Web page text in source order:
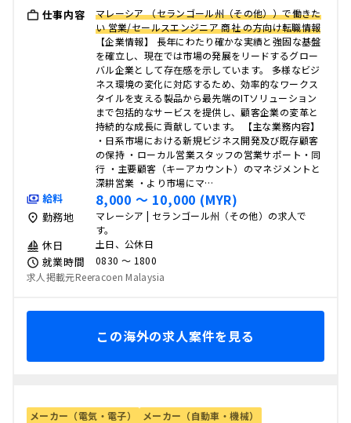
仕事内容
マレーシア （セランゴール州（その他））で働きた
い 営業/セールスエンジニア 商社 の方向け転職情報
【企業情報】 長年にわたり確かな実績と強固な基盤
を確立し、現在では市場の発展をリードするグロー
バル企業として存在感を示しています。 多様なビジ
ネス環境の変化に対応するため、効率的なワークス
タイルを支える製品から最先端のITソリューション
まで包括的なサービスを提供し、顧客企業の変革と
持続的な成長に貢献しています。 【主な業務内容】
・日系市場における新規ビジネス開発及び既存顧客
の保持 ・ローカル営業スタッフの営業サポート・同
行 ・主要顧客（キーアカウント）のマネジメントと
深耕営業 ・より市場にマ…
給料 8,000 〜 10,000 (MYR)
勤務地
マレーシア | セランゴール州（その他）の求人で
す。
休日 土日、公休日
就業時間
0830 〜 1800
求人掲載元Reeracoen Malaysia
この海外の求人案件を見る
メーカー（電気・電子）
メーカー（自動車・機械）